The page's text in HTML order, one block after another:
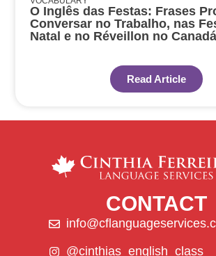
O Inglês das Festas: Frases
Conversar no Trabalho, nas
Natal e no Réveillon no Canadá
Read Article
CONTACT
@cinthias_english_class